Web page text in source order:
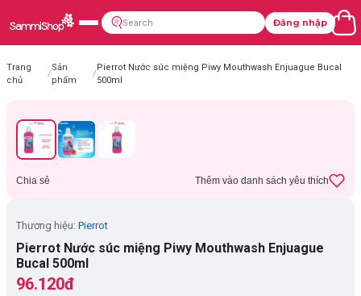
Đăng nhập
Trang
chủ
/
Sản
phẩm
/
Pierrot Nước súc miệng Piwy Mouthwash Enjuague Bucal
500ml
Chia sẻ Thêm vào danh sách yêu thích
Thương hiệu: Pierrot
Pierrot Nước súc miệng Piwy Mouthwash Enjuague
Bucal 500ml
96.120đ